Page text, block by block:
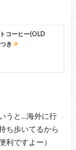
コーヒー(OLD
き
うと…海外に行
ち歩いてるから
利ですよー）